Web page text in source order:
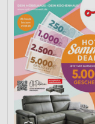
Entwicklung und
Verwendung
Inhalten
IAB-Besonderheiten:
Verwendung
Geräte anhand
Informationen